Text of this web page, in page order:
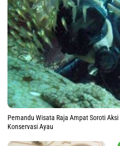
Pemandu Wisata Raja Ampat Soroti
Konservasi Ayau